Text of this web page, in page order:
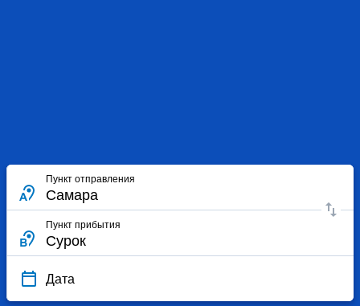
Пункт отправления
Пункт прибытия
Дата